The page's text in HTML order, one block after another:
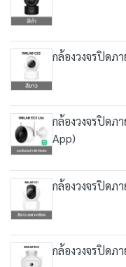
กล้องวงจรปิดภ
กล้องวงจรปิดภ
App)
กล้องวงจรปิดภ
กล้องวงจรปิดภ